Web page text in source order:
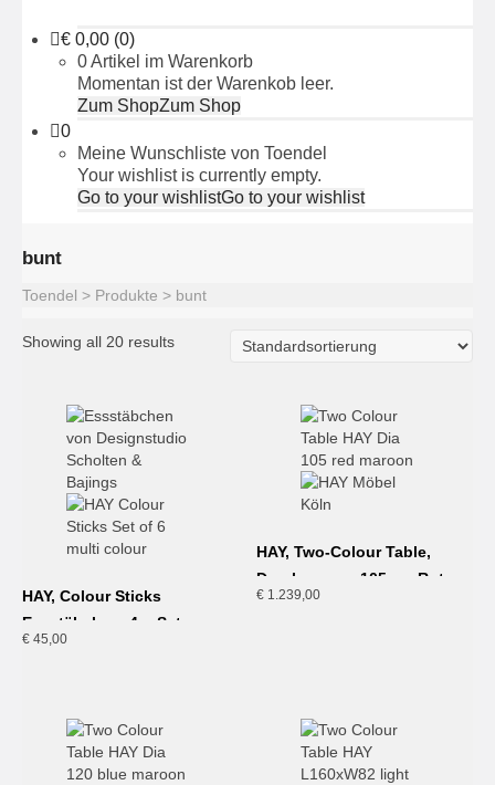
€ 0,00 (0)
0 Artikel im Warenkorb
Momentan ist der Warenkob leer.
Zum ShopZum Shop
0
Meine Wunschliste von Toendel
Your wishlist is currently empty.
Go to your wishlistGo to your wishlist
bunt
Toendel > Produkte > bunt
Showing all 20 results
HAY, Colour Sticks
Essstäbchen, 4er Set
€ 45,00
HAY, Two-Colour Table,
Durchmesser 105cm, Rot
€ 1.239,00